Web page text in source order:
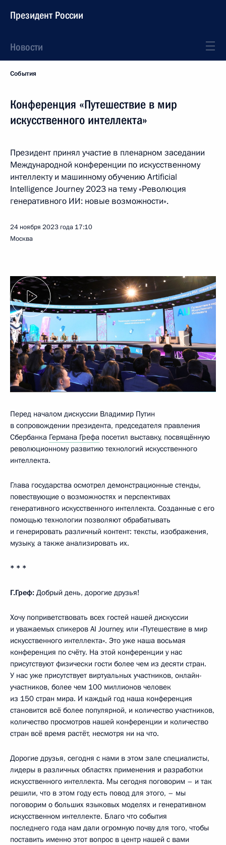
Президент России
Новости
События
Конференция «Путешествие в мир
искусственного интеллекта»
Президент принял участие в пленарном заседании
Международной конференции по искусственному
интеллекту и машинному обучению Artificial
Intelligence Journey 2023 на тему «Революция
генеративного ИИ: новые возможности».
24 ноября 2023 года 17:10
Москва
Перед началом дискуссии Владимир Путин
в сопровождении президента, председателя правления
Сбербанка Германа Грефа посетил выставку, посвящённую
революционному развитию технологий искусственного
интеллекта.
Глава государства осмотрел демонстрационные стенды,
повествующие о возможностях и перспективах
генеративного искусственного интеллекта. Созданные с его
помощью технологии позволяют обрабатывать
и генерировать различный контент: тексты, изображения,
музыку, а также анализировать их.
* * *
Г.Греф: Добрый день, дорогие друзья!
Хочу поприветствовать всех гостей нашей дискуссии
и уважаемых спикеров AI Journey, или «Путешествие в мир
искусственного интеллекта». Это уже наша восьмая
конференция по счёту. На этой конференции у нас
присутствуют физически гости более чем из десяти стран.
У нас уже присутствует виртуальных участников, онлайн-
участников, более чем 100 миллионов человек
из 150 стран мира. И каждый год наша конференция
становится всё более популярной, и количество участников,
количество просмотров нашей конференции и количество
стран всё время растёт, несмотря ни на что.
Дорогие друзья, сегодня с нами в этом зале специалисты,
лидеры в различных областях применения и разработки
искусственного интеллекта. Мы сегодня поговорим – и так
решили, что в этом году есть повод для этого, – мы
поговорим о больших языковых моделях и генеративном
искусственном интеллекте. Благо что события
последнего года нам дали огромную почву для того, чтобы
поставить именно этот вопрос в центр нашей с вами